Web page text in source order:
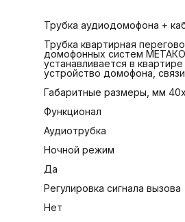
Трубка аудиодомофона +
Трубка квартирная
домофонных систем
устанавливается в
устройство домофона,
Габаритные размеры, мм
Функционал
Аудиотрубка
Ночной режим
Да
Регулировка сигнала вызова
Нет